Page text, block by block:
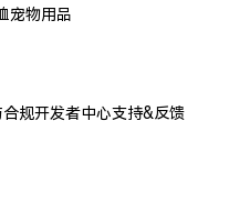
宠物用品
合规开发者中心支持&反馈